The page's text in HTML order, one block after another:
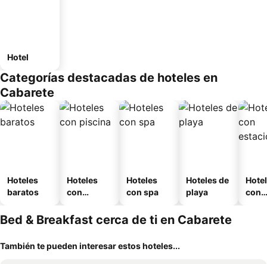
Hotel
Categorías destacadas de hoteles en
Cabarete
Hoteles
baratos
Hoteles
con
Hoteles
con spa
Hoteles de
playa
con
Bed & Breakfast cerca de ti en Cabarete
También te pueden interesar estos hoteles...